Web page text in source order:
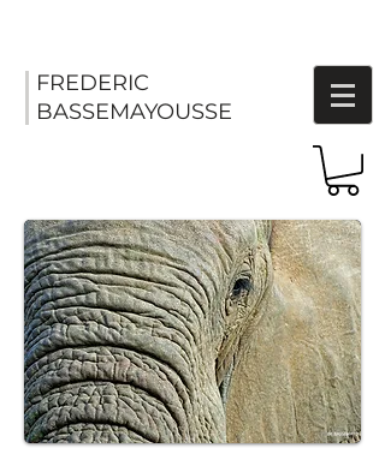
FREDERIC
BASSEMAYOUSSE